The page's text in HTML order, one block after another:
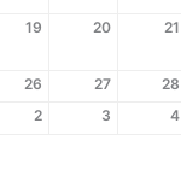
19 20 21
26 27 28
2 3 4